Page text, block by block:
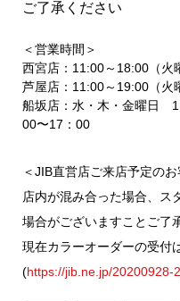
ご了承ください
＜営業時間＞
西宮店：11:00～18:00（火
芦屋店：11:00～19:00（火
船坂店：水・木・金曜日
00〜17：00
＜JIB直営店ご来店予定のお
店内が混み合った場合、ス
場合がございますことご了
現在カラーオーダーの受付
(https://jib.ne.jp/20200928-